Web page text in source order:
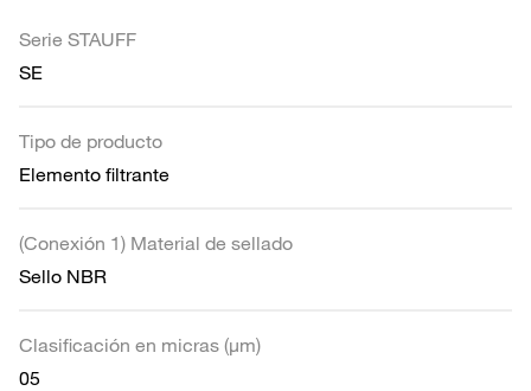
Serie STAUFF
SE
Tipo de producto
Elemento filtrante
(Conexión 1) Material de sellado
Sello NBR
Clasificación en micras (µm)
05